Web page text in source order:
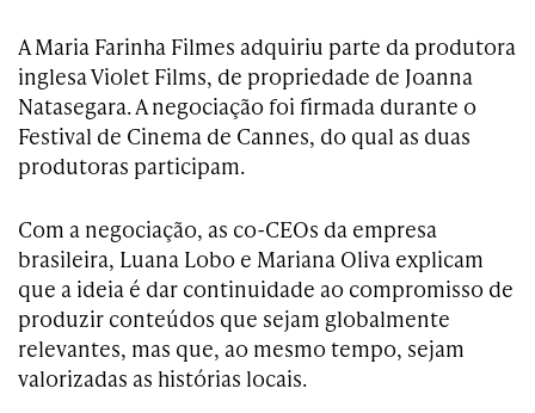
A Maria Farinha Filmes adquiriu parte da produtora
inglesa Violet Films, de propriedade de Joanna
Natasegara. A negociação foi firmada durante o
Festival de Cinema de Cannes, do qual as duas
produtoras participam.
Com a negociação, as co-CEOs da empresa
brasileira, Luana Lobo e Mariana Oliva explicam
que a ideia é dar continuidade ao compromisso de
produzir conteúdos que sejam globalmente
relevantes, mas que, ao mesmo tempo, sejam
valorizadas as histórias locais.